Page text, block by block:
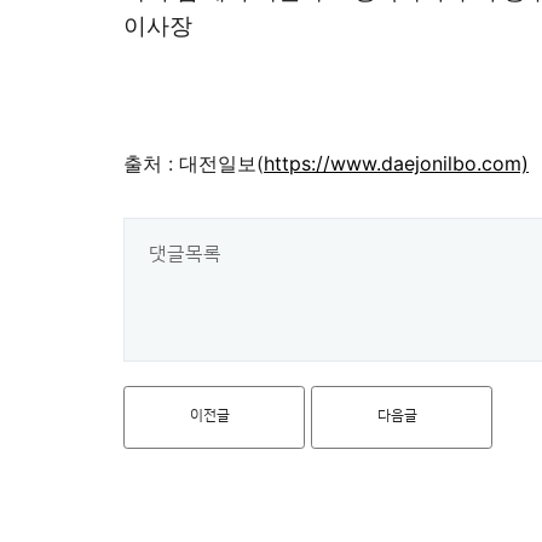
이사장
출처 : 대전일보(https://www.daejonilbo.com)
댓글목록
이전글 다음글